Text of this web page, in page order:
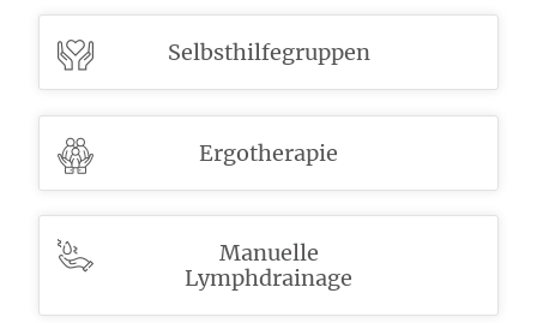
Selbsthilfegruppen
Ergotherapie
Manuelle
Lymphdrainage